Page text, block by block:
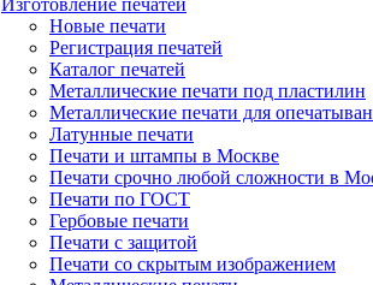
Изготовление печатей
Новые печати
Регистрация печатей
Каталог печатей
Металлические печати под пластилин
Металлические печати для
Латунные печати
Печати и штампы в Москве
Печати срочно любой сложности в
Печати по ГОСТ
Гербовые печати
Печати с защитой
Печати со скрытым изображением